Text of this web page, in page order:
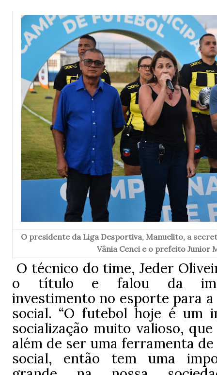
O presidente da Liga Desportiva, Manuelito, a
Vânia Cenci e o prefeito Junior
O técnico do time, Jeder
o título e falou da
investimento no esporte para
social. “O futebol hoje é um
socialização muito valioso,
além de ser uma ferramenta
social, então tem uma